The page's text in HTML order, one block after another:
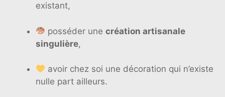
existant,
posséder unecréation artisanale
singulière,
avoir chez soi une décoration qui n’existe
nulle part ailleurs.